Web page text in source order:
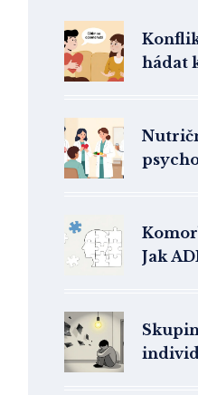
hádat
Jak